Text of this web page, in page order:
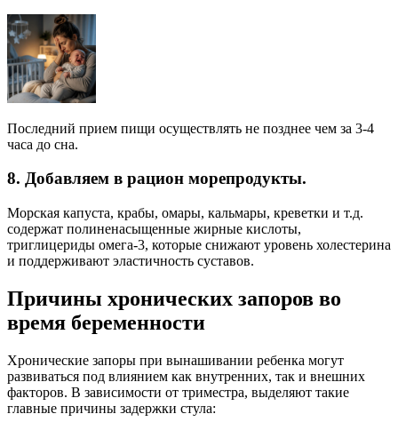
Последний прием пищи осуществлять не позднее чем за 3-4
часа до сна.
8. Добавляем в рацион морепродукты.
Морская капуста, крабы, омары, кальмары, креветки и т.д.
содержат полиненасыщенные жирные кислоты,
триглицериды омега-3, которые снижают уровень холестерина
и поддерживают эластичность суставов.
Причины хронических запоров во
время беременности
Хронические запоры при вынашивании ребенка могут
развиваться под влиянием как внутренних, так и внешних
факторов. В зависимости от триместра, выделяют такие
главные причины задержки стула: